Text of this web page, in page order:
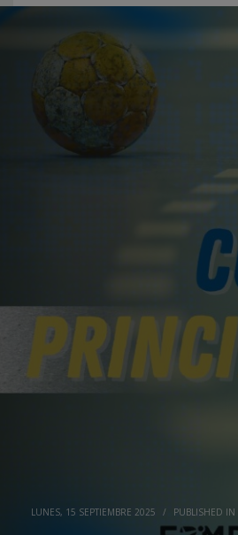
LUNES, 15 SEPTIEMBRE 2025 / PUBLISHED IN